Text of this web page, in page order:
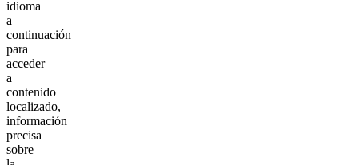
idioma
a
continuación
para
acceder
a
contenido
localizado,
información
precisa
sobre